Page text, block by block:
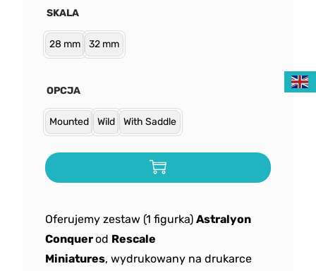
Oferujemy zestaw (1 figurka) Astralyon
Conquerod Rescale
Miniatures, wydrukowany na drukarce
SKALA
28 mm 32 mm
OPCJA
Mounted Wild With Saddle